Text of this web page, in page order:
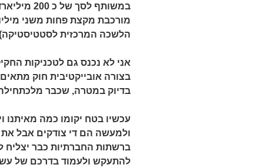
במשותף
הלשכה המרכזית
אני לא נכנס גם לטכניקות
בצורה אובייקטיבית חוק
בדיוק במטרה, שכבר
עכשיו בטח יקומו כמה מאיתנו
ולמעשה הם די צודקים אבל
ברשתות החברתיות כבר יצליח
להתעקש ולעמוד בדרכם של